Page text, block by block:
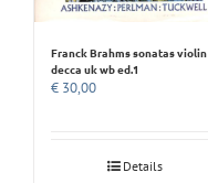
Franck Brahms sonatas violin
decca uk wb ed.1
€ 30,00
Details